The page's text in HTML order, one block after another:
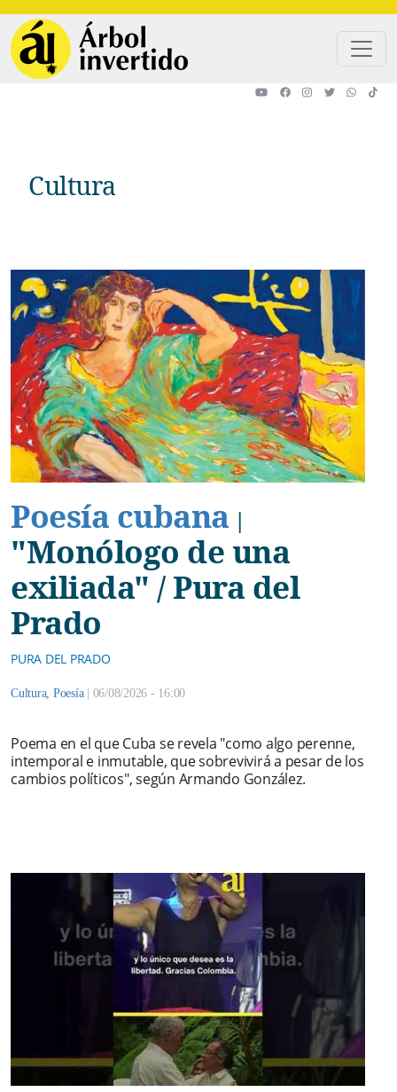
Cultura
Poesía cubana |
"Monólogo de una
exiliada" / Pura del
Prado
PURA DEL PRADO
Cultura, Poesía | 06/08/2026 - 16:00
Poema en el que Cuba se revela "como algo perenne,
intemporal e inmutable, que sobrevivirá a pesar de los
cambios políticos", según Armando González.